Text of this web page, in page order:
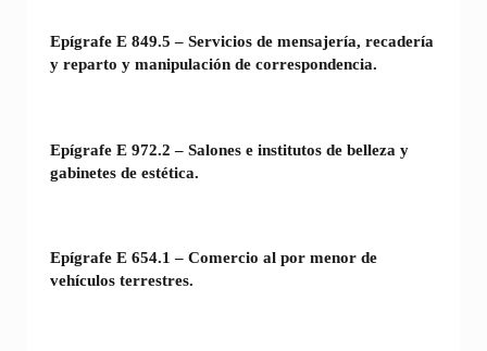
Epígrafe E 849.5 – Servicios de mensajería, recadería
y reparto y manipulación de correspondencia.
Epígrafe E 972.2 – Salones e institutos de belleza y
gabinetes de estética.
Epígrafe E 654.1 – Comercio al por menor de
vehículos terrestres.